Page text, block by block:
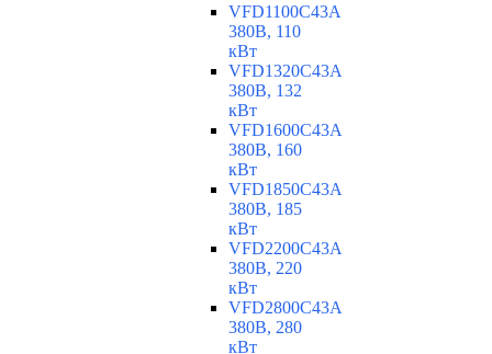
VFD1100C43A
380В, 110
кВт
VFD1320C43A
380В, 132
кВт
VFD1600C43A
380В, 160
кВт
VFD1850C43A
380В, 185
кВт
VFD2200C43A
380В, 220
кВт
VFD2800C43A
380В, 280
кВт